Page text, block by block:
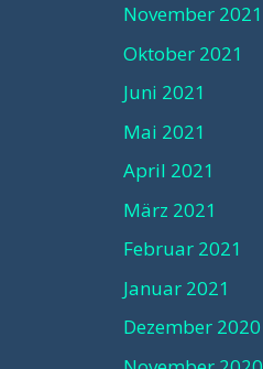
November 2021
Oktober 2021
Juni 2021
Mai 2021
April 2021
März 2021
Februar 2021
Januar 2021
Dezember 2020